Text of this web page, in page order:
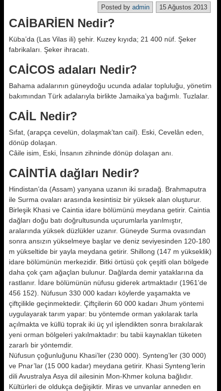
15 Ağustos 2013
Posted by admin
CAİBARİEN Nedir?
Küba’da (Las Vilas ili) şehir. Kuzey kıyıda; 21 400 nüf. Şeker
fabrikaları. Şeker ihracatı.
CAİCOS adaları Nedir?
Bahama adalarının güneydoğu ucunda adalar topluluğu, yönetim
bakımından Türk adalarıyla birlikte Jamaika’ya bağımlı. Tuzlalar.
CAİL Nedir?
Sıfat, (arapça cevelün, dolaşmak’tan cail). Eski, Cevelân eden,
dönüp dolaşan.
Câile isim, Eski, İnsanın zihninde dönüp dolaşan anı.
CAİNTİA dağları Nedir?
Hindistan’da (Assam) yanyana uzanın iki sıradağ. Brahmaputra
ile Surma ovaları arasında kesintisiz bir yüksek alan oluşturur.
Birleşik Khasi ve Caintia idare bölümünü meydana getirir. Caintia
dağları doğu batı doğrultusunda uçurumlarla yarılmıştır,
aralarında yüksek düzlükler uzanır. Güneyde Surma ovasından
sonra ansızın yükselmeye başlar ve deniz seviyesinden 120-180
m yükseltide bir yayla meydana getirir. Shillong (147 m yükseklik)
idare bölümünün merkezidir. Bitki örtüsü çok çeşitli olan bölgede
daha çok çam ağaçlan bulunur. Dağlarda demir yataklarına da
rastlanır. İdare bölümünün nüfusu giderek artmaktadır (1961’de
456 152). Nüfusun 330 000 kadarı köylerde yaşamakta ve
çiftçilikle geçinmektedir. Çiftçilerin 60 000 kadarı Jhum yöntemi
uygulayarak tarım yapar: bu yöntemde orman yakılarak tarla
açılmakta ve küllü toprak iki üç yıl işlendikten sonra bırakılarak
yeni orman bölgeleri yakılmaktadır: bu tabii kaynaklan tüketen
zararlı bir yöntemdir.
Nüfusun çoğunluğunu Khasi’ler (230 000). Synteng’ler (30 000)
ve Pnar’lar (15 000 kadar) meydana getirir. Khasi Synteng’lerin
dili Avustralya Asya dil ailesinin Mon-Khmer koluna bağlıdır.
Kültürleri de oldukça değişiktir. Miras ve unvanlar anneden en